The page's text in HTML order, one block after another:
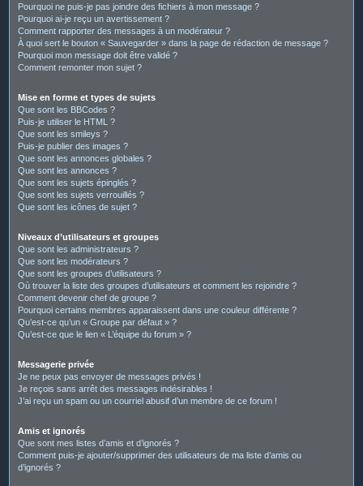
Pourquoi ne puis-je pas joindre des fichiers à mon message ?
Pourquoi ai-je reçu un avertissement ?
Comment rapporter des messages à un modérateur ?
À quoi sert le bouton « Sauvegarder » dans la page de rédaction de message ?
Pourquoi mon message doit être validé ?
Comment remonter mon sujet ?
Mise en forme et types de sujets
Que sont les BBCodes ?
Puis-je utiliser le HTML ?
Que sont les smileys ?
Puis-je publier des images ?
Que sont les annonces globales ?
Que sont les annonces ?
Que sont les sujets épinglés ?
Que sont les sujets verrouillés ?
Que sont les icônes de sujet ?
Niveaux d’utilisateurs et groupes
Que sont les administrateurs ?
Que sont les modérateurs ?
Que sont les groupes d’utilisateurs ?
Où trouver la liste des groupes d’utilisateurs et comment les rejoindre ?
Comment devenir chef de groupe ?
Pourquoi certains membres apparaissent dans une couleur différente ?
Qu’est-ce qu’un « Groupe par défaut » ?
Qu’est-ce que le lien « L’équipe du forum » ?
Messagerie privée
Je ne peux pas envoyer de messages privés !
Je reçois sans arrêt des messages indésirables !
J’ai reçu un spam ou un courriel abusif d’un membre de ce forum !
Amis et ignorés
Que sont mes listes d’amis et d’ignorés ?
Comment puis-je ajouter/supprimer des utilisateurs de ma liste d’amis ou
d’ignorés ?